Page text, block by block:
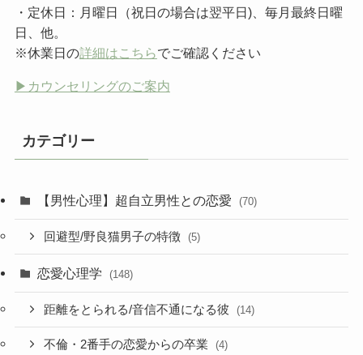
・定休日：月曜日（祝日の場合は翌平日)、毎月最終日曜
日、他。
※休業日の詳細はこちらでご確認ください
▶︎カウンセリングのご案内
カテゴリー
【男性心理】超自立男性との恋愛 (70)
回避型/野良猫男子の特徴 (5)
恋愛心理学 (148)
距離をとられる/音信不通になる彼 (14)
不倫・2番手の恋愛からの卒業 (4)